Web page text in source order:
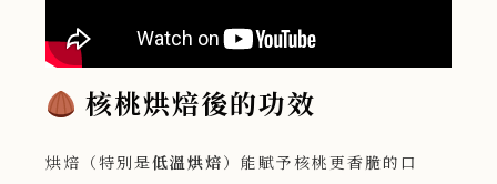
核桃烘焙後的功效
烘焙（特別是低溫烘焙）能賦予核桃更香脆的口